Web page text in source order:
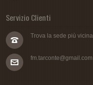
Servizio Clienti
Trova la sede più vicina
fm.tarconte@gmail.com